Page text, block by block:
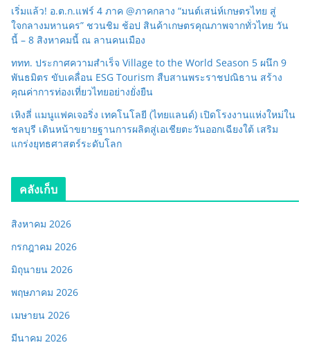
เริ่มแล้ว! อ.ต.ก.แฟร์ 4 ภาค @ภาคกลาง “มนต์เสน่ห์เกษตรไทย สู่
ใจกลางมหานคร” ชวนชิม ช้อป สินค้าเกษตรคุณภาพจากทั่วไทย วัน
นี้ – 8 สิงหาคมนี้ ณ ลานคนเมือง
ททท. ประกาศความสำเร็จ Village to the World Season 5 ผนึก 9
พันธมิตร ขับเคลื่อน ESG Tourism สืบสานพระราชปณิธาน สร้าง
คุณค่าการท่องเที่ยวไทยอย่างยั่งยืน
เหิงลี่ แมนูแฟคเจอริ่ง เทคโนโลยี (ไทยแลนด์) เปิดโรงงานแห่งใหม่ใน
ชลบุรี เดินหน้าขยายฐานการผลิตสู่เอเชียตะวันออกเฉียงใต้ เสริม
แกร่งยุทธศาสตร์ระดับโลก
คลังเก็บ
สิงหาคม 2026
กรกฎาคม 2026
มิถุนายน 2026
พฤษภาคม 2026
เมษายน 2026
มีนาคม 2026